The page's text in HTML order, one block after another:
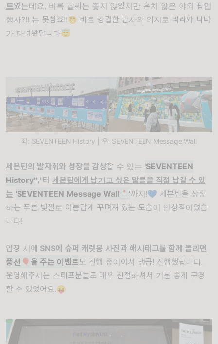
트였는데요, 비록 날씨는 좋지 않았지만 흔치 않은 야외 팝업
행사?!! 는 못참죠!!😚 바로 강렬한 답사의 의지로 라라와 나나
가 다녀왔답니다😇
좌: SEVENTEEN History | 우: SEVENTEEN Message Wall
세븐틴의 발자취와 성장을 감상할 수 있는 'SEVENTEEN
History'부터 세븐틴에게 남기고 싶은 말들을 직접 남길 수 있
는 'SEVENTEEN Message Wall📩'까지!💙 세븐틴을 상징
하는 푸른 빛깔로 아름답게 꾸며져 있는 모습이 인상적이었습
니다!
입장 시에 SNS에 슈퍼 캐럿봉 사진과 해시태그를 함께 올리면
풍선 🎈 을 주는 이벤트도 진행 중이어서 냉큼! 진행했답니다.
운영해주시는 스태프분들도 매우 친절하셔서 기분 좋게 구경
할 수 있었어요.😝